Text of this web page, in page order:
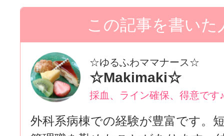
☆ゆるふわママナース☆
☆Makimaki☆
採血、ライン確保、得意です♪
外科系病棟での経験が豊富です。